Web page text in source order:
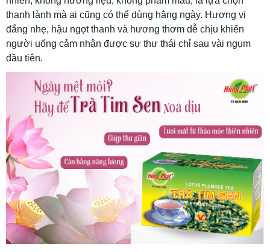
thanh lành mà ai cũng có thể dùng hằng ngày. Hương vị
đắng nhẹ, hậu ngọt thanh và hương thơm dễ chịu khiến
người uống cảm nhận được sự thư thái chỉ sau vài ngụm
đầu tiên.